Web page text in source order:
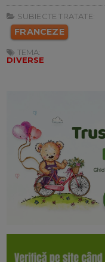
SUBIECTE TRATATE:
FRANCEZE
TEMA:
DIVERSE